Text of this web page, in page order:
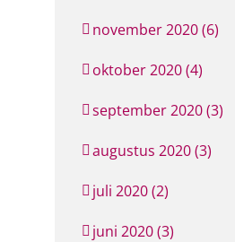
november 2020 (6)
oktober 2020 (4)
september 2020 (3)
augustus 2020 (3)
juli 2020 (2)
juni 2020 (3)